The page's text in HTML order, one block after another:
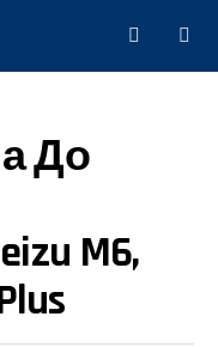
До
M6,